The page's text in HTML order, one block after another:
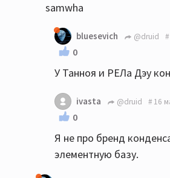
samwha
bluesevich @druid
0
У Танноя и РЕЛа Дэу
ivasta @druid 16
0
Я не про бренд
элементную базу.